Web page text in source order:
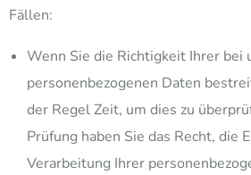
Fällen:
Wenn Sie die Richtigkeit Ihrer bei
personenbezogenen Daten
der Regel Zeit, um dies zu
Prüfung haben Sie das Recht, die
Verarbeitung Ihrer